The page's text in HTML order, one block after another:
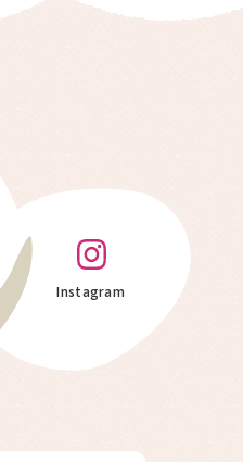
Instagram